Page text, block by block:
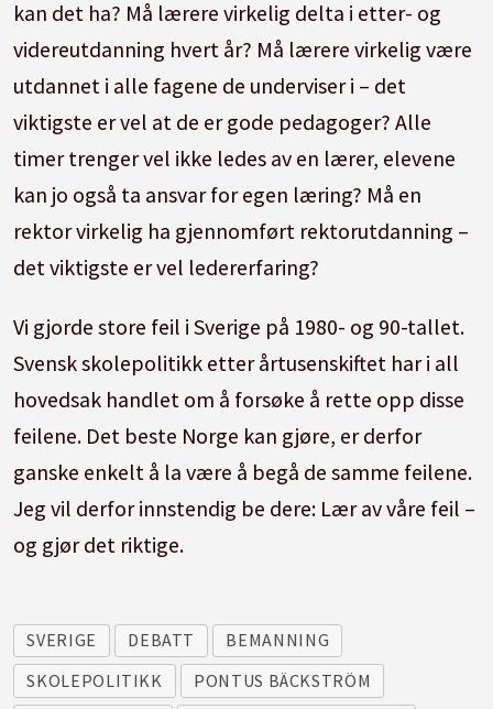
kan det ha? Må lærere virkelig delta i etter- og
videreutdanning hvert år? Må lærere virkelig være
utdannet i alle fagene de underviser i – det
viktigste er vel at de er gode pedagoger? Alle
timer trenger vel ikke ledes av en lærer, elevene
kan jo også ta ansvar for egen læring? Må en
rektor virkelig ha gjennomført rektorutdanning –
det viktigste er vel ledererfaring?
Vi gjorde store feil i Sverige på 1980- og 90-tallet.
Svensk skolepolitikk etter årtusenskiftet har i all
hovedsak handlet om å forsøke å rette opp disse
feilene. Det beste Norge kan gjøre, er derfor
ganske enkelt å la være å begå de samme feilene.
Jeg vil derfor innstendig be dere: Lær av våre feil –
og gjør det riktige.
SVERIGE DEBATT
BEMANNING
SKOLEPOLITIKK
PONTUS BÄCKSTRÖM